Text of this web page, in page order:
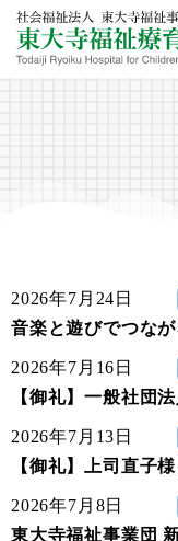
2026年7月24日
音楽と遊びでつな
2026年7月16日
【御礼】一般社団
2026年7月13日
【御礼】上司直子
2026年7月8日
東大寺福祉事業団